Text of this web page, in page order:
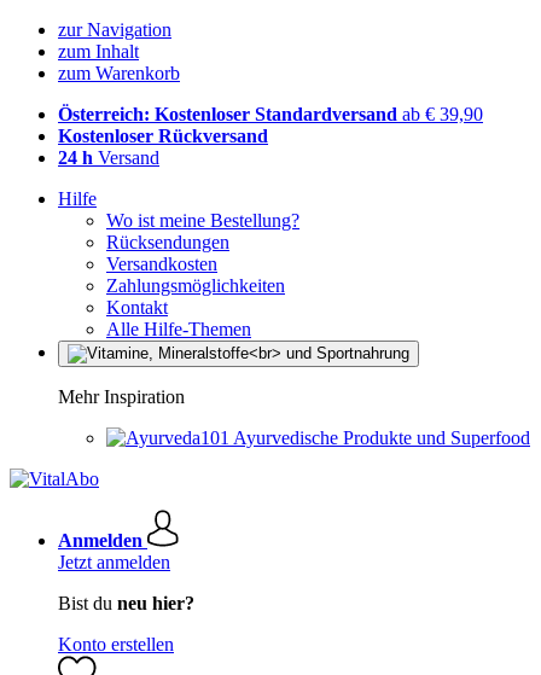
zur Navigation
zum Inhalt
zum Warenkorb
Österreich: Kostenloser Standardversand ab € 39,90
Kostenloser Rückversand
24 h Versand
Hilfe
Wo ist meine Bestellung?
Rücksendungen
Versandkosten
Zahlungsmöglichkeiten
Kontakt
Alle Hilfe-Themen
Mehr Inspiration
Ayurvedische Produkte und Superfood
Anmelden
Jetzt anmelden
Bist du neu hier?
Konto erstellen